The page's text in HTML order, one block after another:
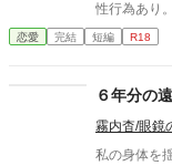
性行為あり
ました。 全
恋愛 完結 短編 R18
６年分の
霧内杳/眼鏡
私の身体を